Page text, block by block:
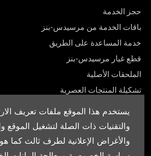
يستخدم هذا الموقع ملفات تعريف
والتقنيات ذات الصلة لتشغيل الموقع
والأغراض الإعلانية لطرف ثالث كما
حجز الخدمة
باقات الخدمة من مرسيدس-بنز
خدمة المساعدة على الطريق
قطع غيار مرسيدس-بنز
الملحقات الأصلية
تشكيلة المنتجات العصرية